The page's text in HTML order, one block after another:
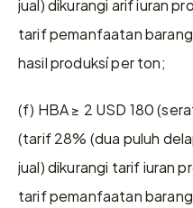
tarif pemanfaatan
hasil produksí per ton;
(f) HBA ≥ 2 USD 180
(tarif 28% (dua puluh
jual) dikurangi tarif iuran
tarif pemanfaatan